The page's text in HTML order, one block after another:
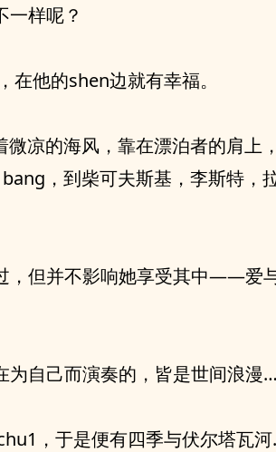
一样呢？
在他的shen边就有幸福。
凉的海风，靠在漂泊者的肩上
，到柴可夫斯基，李斯特，
，但并不影响她享受其中——爱
为自己而演奏的，皆是世间浪
，于是便有四季与伏尔塔瓦